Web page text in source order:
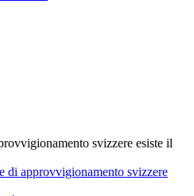
svizzere esiste il
di approvvigionamento svizzere